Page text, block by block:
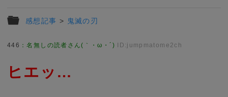
感想記事 > 鬼滅の刃
446 ：名無しの読者さん(｀・ω・´) ID:jumpmatome2ch
ヒエッ…